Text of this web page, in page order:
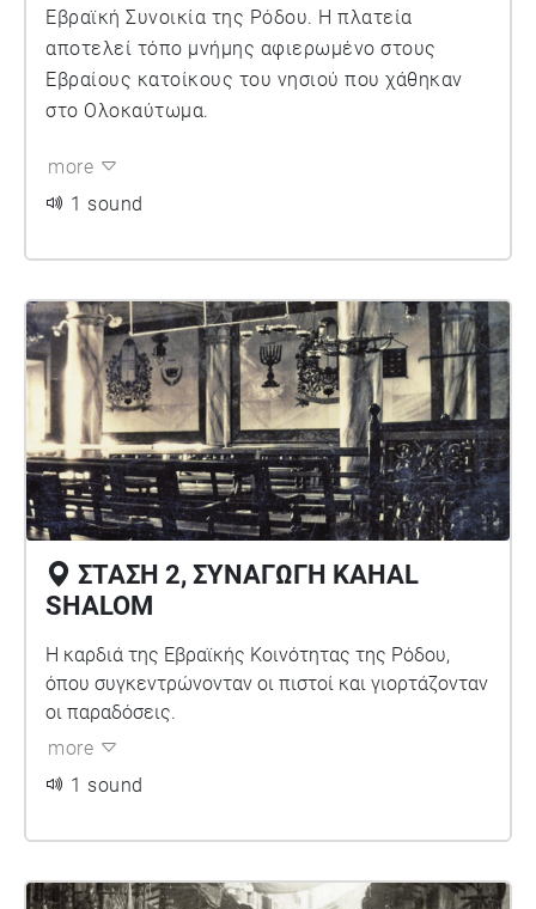
Εβραϊκή Συνοικία της Ρόδου. Η πλατεία
αποτελεί τόπο μνήμης αφιερωμένο στους
Εβραίους κατοίκους του νησιού που χάθηκαν
στο Ολοκαύτωμα.
more
1 sound
ΣΤΑΣΗ 2, ΣΥΝΑΓΩΓΗ KAHAL
SHALOM
Η καρδιά της Εβραϊκής Κοινότητας της Ρόδου,
όπου συγκεντρώνονταν οι πιστοί και γιορτάζονταν
οι παραδόσεις.
more
1 sound